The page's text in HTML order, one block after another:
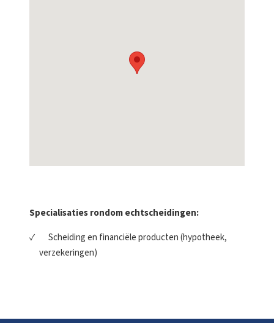
Specialisaties rondom echtscheidingen:
Scheiding en financiële producten (hypotheek,
verzekeringen)